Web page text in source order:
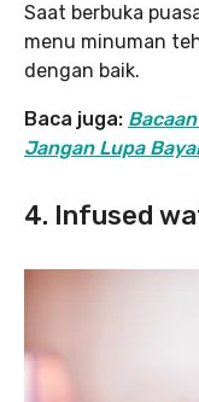
Saat berbuka
menu minuman
dengan baik.
Baca juga:
Jangan Lupa
4. Infused